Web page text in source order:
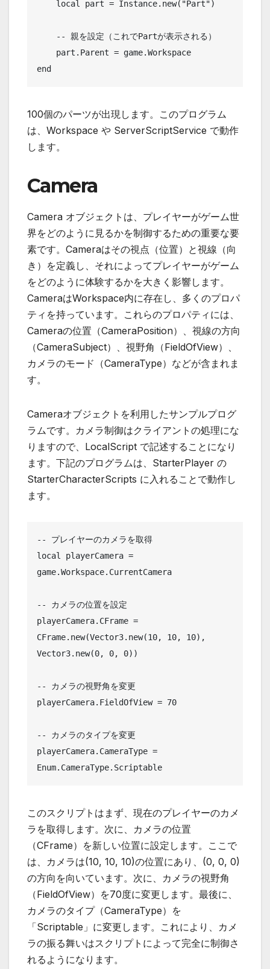
end
100個のパーツが出現します。このプログラム
は、Workspace や ServerScriptService で動作
します。
Camera
Camera オブジェクトは、プレイヤーがゲーム世
界をどのように見るかを制御するための重要な要
素です。Cameraはその視点（位置）と視線（向
き）を定義し、それによってプレイヤーがゲーム
をどのように体験するかを大きく影響します。
CameraはWorkspace内に存在し、多くのプロパ
ティを持っています。これらのプロパティには、
Cameraの位置（CameraPosition）、視線の方向
（CameraSubject）、視野角（FieldOfView）、
カメラのモード（CameraType）などが含まれま
す。
Cameraオブジェクトを利用したサンプルプログ
ラムです。カメラ制御はクライアントの処理にな
りますので、LocalScript で記述することになり
ます。下記のプログラムは、StarterPlayer の
StarterCharacterScripts に入れることで動作し
ます。
-- プレイヤーのカメラを取得
local playerCamera =
game.Workspace.CurrentCamera
-- カメラの位置を設定
playerCamera.CFrame =
CFrame.new(Vector3.new(10, 10, 10),
Vector3.new(0, 0, 0))
-- カメラの視野角を変更
playerCamera.FieldOfView = 70
-- カメラのタイプを変更
playerCamera.CameraType =
このスクリプトはまず、現在のプレイヤーのカメ
ラを取得します。次に、カメラの位置
（CFrame）を新しい位置に設定します。ここで
は、カメラは(10, 10, 10)の位置にあり、(0, 0, 0)
の方向を向いています。次に、カメラの視野角
（FieldOfView）を70度に変更します。最後に、
カメラのタイプ（CameraType）を
「Scriptable」に変更します。これにより、カメ
ラの振る舞いはスクリプトによって完全に制御さ
れるようになります。